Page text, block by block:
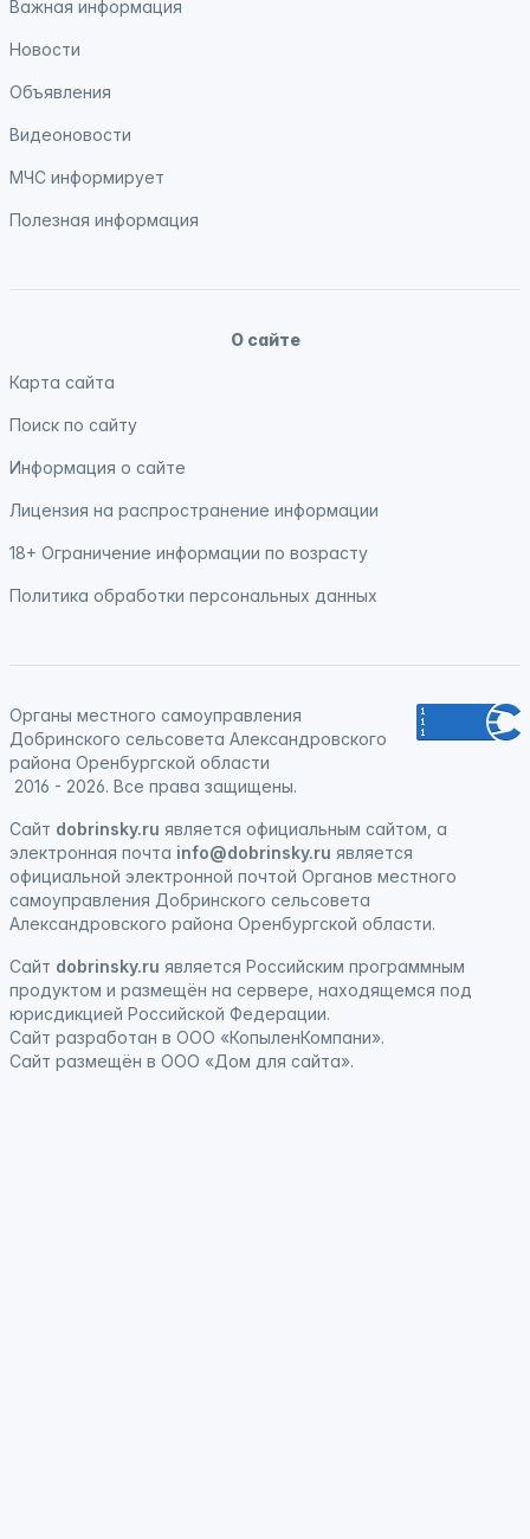
Важная информация
Новости
Объявления
Видеоновости
МЧС информирует
Полезная информация
О сайте
Карта сайта
Поиск по сайту
Информация о сайте
Лицензия на распространение информации
18+ Ограничение информации по возрасту
Политика обработки персональных данных
Органы местного самоуправления
Добринского сельсовета Александровского
района Оренбургской области
2016 - 2026. Все права защищены.
Сайт dobrinsky.ru является официальным сайтом, а
электронная почта info@dobrinsky.ru является
официальной электронной почтой Органов местного
самоуправления Добринского сельсовета
Александровского района Оренбургской области.
Сайт dobrinsky.ru является Российским программным
продуктом и размещён на сервере, находящемся под
юрисдикцией Российской Федерации.
Сайт разработан в ООО «КопыленКомпани».
Сайт размещён в ООО «Дом для сайта».